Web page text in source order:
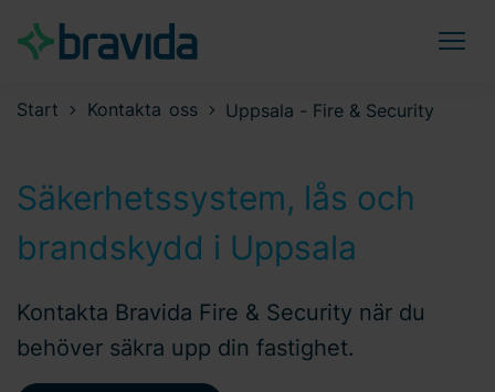
Start Kontakta oss Uppsala - Fire & Security
Säkerhetssystem, lås och
brandskydd i Uppsala
Kontakta Bravida Fire & Security när du
behöver säkra upp din fastighet.